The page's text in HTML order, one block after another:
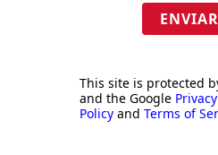
ENVIAR
This site is protected
and the Google Privacy
Policy and Terms of